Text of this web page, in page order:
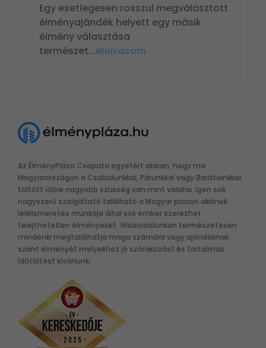
Egy esetlegesen rosszul megválasztott
élményajándék helyett egy másik
élmény választása
természet...elolvasom
Az ÉlményPláza Csapata egyetért abban, hogy ma
Magyarországon a Családunkkal, Párunkkal vagy Barátainkkal
töltött időre nagyobb szükség van mint valaha. Igen sok
nagyszerű szolgáltató található a Magyar piacon akiknek
lelkiismeretes munkája által sok ember szerezhet
felejthetetlen élményeket. Weboldalunkon természetesen
mindenki megtalálhatja maga számára vagy ajándéknak
szánt élményét melyekhez jó szórakozást és tartalmas
időtöltést kívánunk.